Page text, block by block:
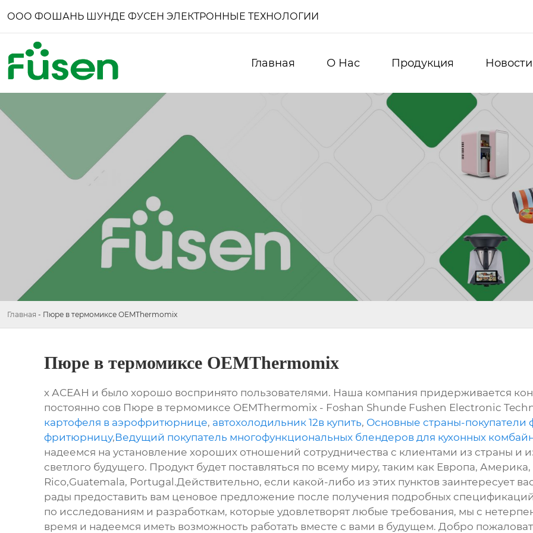
ООО ФОШАНЬ ШУНДЕ ФУСЕН ЭЛЕКТРОННЫЕ ТЕХНОЛОГИИ
Главная О Нас Продукция Новости
Главная - Пюре в термомиксе OEMThermomix
Пюре в термомиксе OEMThermomix
х АСЕАН и было хорошо воспринято пользователями. Наша компания придерживается
постоянно сов Пюре в термомиксе OEMThermomix - Foshan Shunde Fushen Electronic
картофеля в аэрофритюрнице, автохолодильник 12в купить, Основные страны-покупатели
фритюрницу,Ведущий покупатель многофункциональных блендеров для кухонных
надеемся на установление хороших отношений сотрудничества с клиентами из страны и
светлого будущего. Продукт будет поставляться по всему миру, таким как Европа,
Rico,Guatemala, Portugal.Действительно, если какой-либо из этих пунктов заинтересует
рады предоставить вам ценовое предложение после получения подробных
по исследованиям и разработкам, которые удовлетворят любые требования, мы с
время и надеемся иметь возможность работать вместе с вами в будущем. Добро